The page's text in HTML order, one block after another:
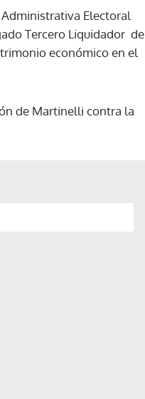
Electoral
Tercero Liquidador de
económico en el
de Martinelli contra la